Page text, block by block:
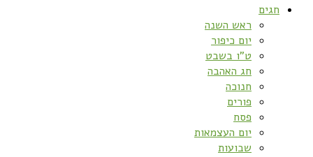
חגים
ראש השנה
יום כיפור
ט”ו בשבט
חג האהבה
חנוכה
פורים
פסח
יום העצמאות
שבועות